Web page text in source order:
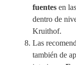
fuentesen
dentro de
Kruithof.
Las
también de